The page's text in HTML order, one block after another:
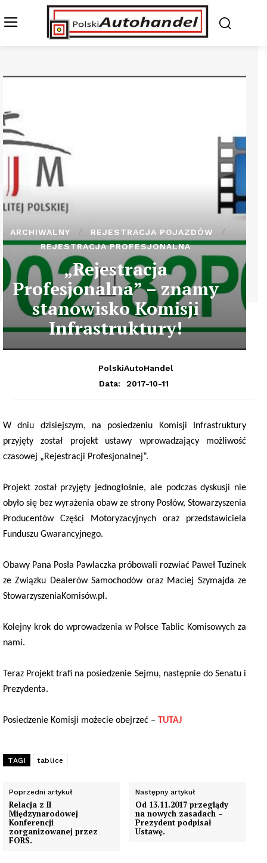
ARCHIWALNY
REJESTRACJA POJAZDÓW
REJESTRACJA PROFESJONALNA
„Rejestracja
Profesjonalna” – znamy
stanowisko Komisji
Infrastruktury!
PolskiAutoHandel
Data:
2017-10-11
W dniu dzisiejszym, na posiedzeniu Komisji Infrastruktury
przyjęty został projekt ustawy wprowadzający możliwość
czasowej „Rejestracji Profesjonalnej”.
Projekt został przyjęty jednogłośnie, ale podczas dyskusji nie
obyło się bez wyrażenia obaw ze strony Posłów, Stowarzyszenia
Producentów Części Motoryzacyjnych oraz przedstawiciela
Funduszu Gwarancyjnego.
Obawy Pana Posła Pawlaczka próbowali rozwiać Paweł Tuzinek
ze Związku Dealerów Samochodów oraz Maciej Szymajda ze
StowarzyszeniaKomisów.pl.
Kolejny krok do wprowadzenia w Polsce Tablic Komisowych za
nami.
Teraz Projekt trafi na posiedzenie Sejmu, następnie do Senatu i
Prezydenta.
Posiedzenie Komisji możecie obejrzeć – TUTAJ
TAGI tablice
Poprzedni artykuł
Relacja z II
Międzynarodowej
Konferencji
zorganizowanej przez
FORS.
Następny artykuł
Od 13.11.2017 przeglądy
na nowych zasadach –
Prezydent podpisał
Ustawę.